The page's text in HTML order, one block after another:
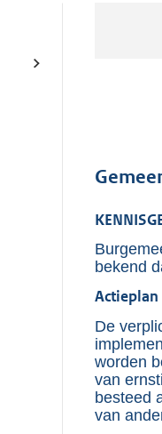
bekend
Actieplan
De
worden
van
besteed
van